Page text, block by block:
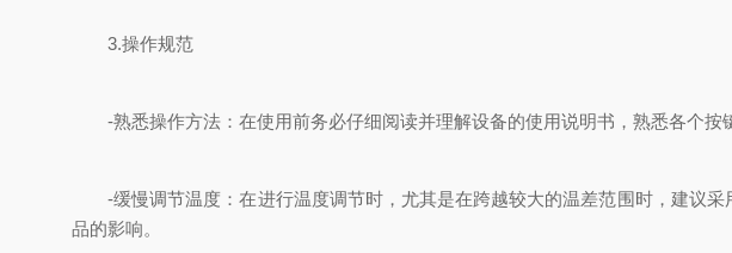
3.操作规范
-熟悉操作方法：在使用前务必仔细阅读并理解设备的使用说明书，熟悉各个按
-缓慢调节温度：在进行温度调节时，尤其是在跨越较大的温差范围时，建议采
品的影响。